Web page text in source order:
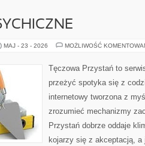
MAJ - 23 - 2026 MOŻLIWOŚĆ
Tęczowa Przystań to
przeżyć spotyka się z
internetowy tworzona z
zrozumieć mechanizmy
Przystań dobrze oddaje
kojarzy się z akceptacją,